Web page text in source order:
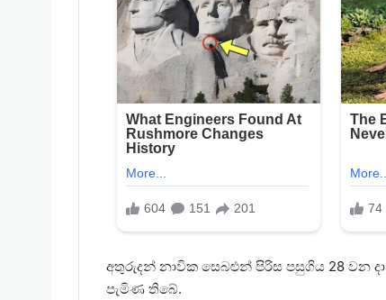
අතුරුදන් නාවික සෙබළුන් පිරිස පසුගිය 28 වන
පැමිණ තිබේ.